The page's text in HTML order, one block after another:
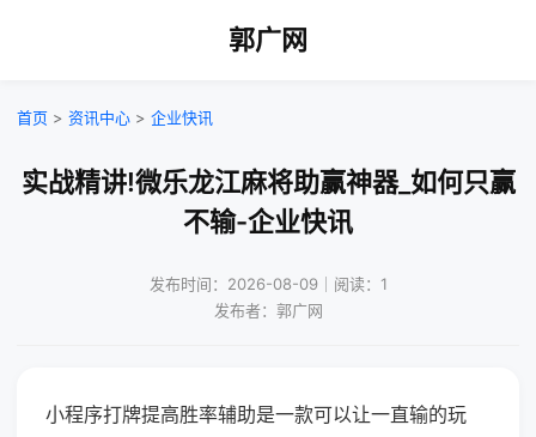
郭广网
首页 > 资讯中心 > 企业快讯
实战精讲!微乐龙江麻将助赢神器_如何只赢
不输-企业快讯
发布时间：2026-08-09｜阅读：1
发布者：郭广网
小程序打牌提高胜率辅助是一款可以让一直输的玩